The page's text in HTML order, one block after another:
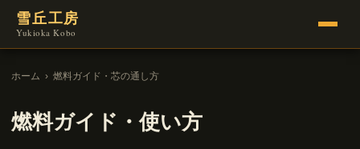
雪丘工房
Yukioka Kobo
ホーム › 燃料ガイド・芯の通し方
燃料ガイド・使い方